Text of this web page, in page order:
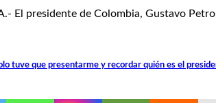
El presidente de Colombia, Gustavo
tuve que presentarme y recordar quién es el